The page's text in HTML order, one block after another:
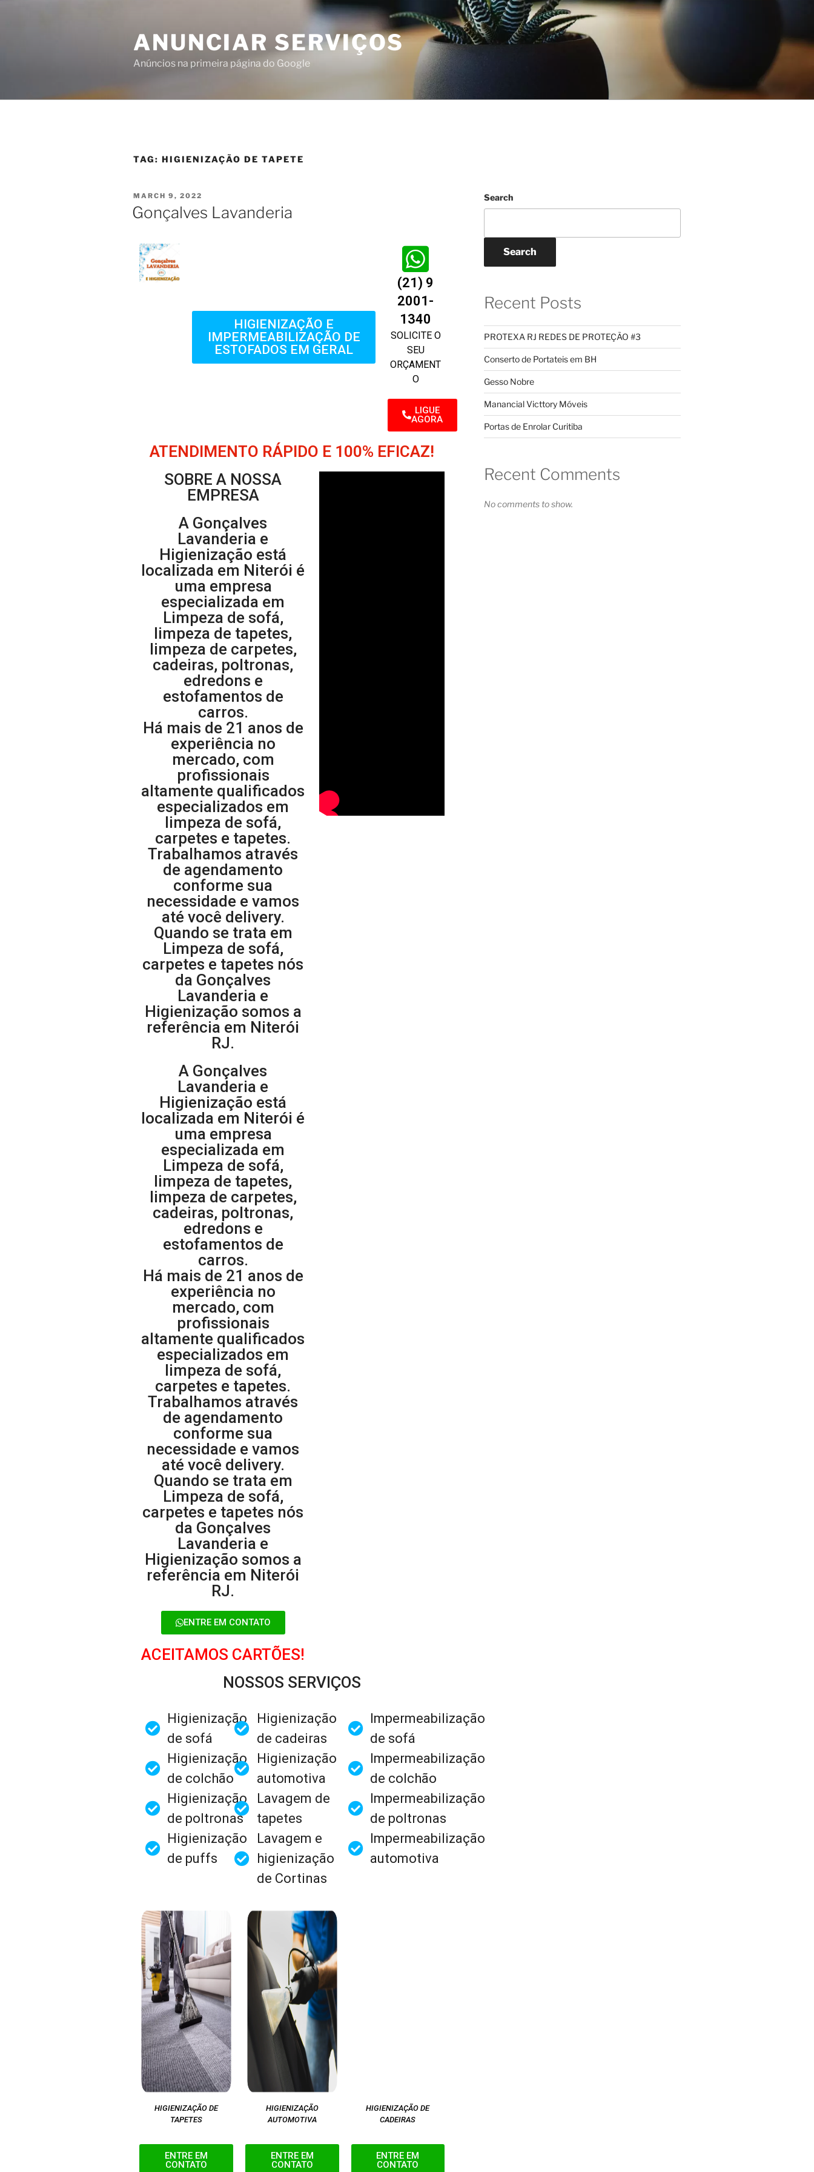
ANUNCIAR SERVIÇOS
Anúncios na primeira página do Google
TAG: HIGIENIZAÇÃO DE TAPETE
MARCH 9, 2022
Gonçalves Lavanderia
HIGIENIZAÇÃO E
IMPERMEABILIZAÇÃO DE
ESTOFADOS EM GERAL
(21) 9
2001-
1340
SOLICITE O
SEU
ORÇAMENT
O
LIGUE
AGORA
ATENDIMENTO RÁPIDO E 100% EFICAZ!
SOBRE A NOSSA
EMPRESA
A Gonçalves
Lavanderia e
Higienização está
localizada em Niterói é
uma empresa
especializada em
Limpeza de sofá,
limpeza de tapetes,
limpeza de carpetes,
cadeiras, poltronas,
edredons e
estofamentos de
carros.
Há mais de 21 anos de
experiência no
mercado, com
profissionais
altamente qualificados
especializados em
limpeza de sofá,
carpetes e tapetes.
Trabalhamos através
de agendamento
conforme sua
necessidade e vamos
até você delivery.
Quando se trata em
Limpeza de sofá,
carpetes e tapetes nós
da Gonçalves
Lavanderia e
Higienização somos a
referência em Niterói
RJ.
A Gonçalves
Lavanderia e
Higienização está
localizada em Niterói é
uma empresa
especializada em
Limpeza de sofá,
limpeza de tapetes,
limpeza de carpetes,
cadeiras, poltronas,
edredons e
estofamentos de
carros.
Há mais de 21 anos de
experiência no
mercado, com
profissionais
altamente qualificados
especializados em
limpeza de sofá,
carpetes e tapetes.
Trabalhamos através
de agendamento
conforme sua
necessidade e vamos
até você delivery.
Quando se trata em
Limpeza de sofá,
carpetes e tapetes nós
da Gonçalves
Lavanderia e
Higienização somos a
referência em Niterói
RJ.
ENTRE EM CONTATO
ACEITAMOS CARTÕES!
NOSSOS SERVIÇOS
Higienização
de sofá
Higienização
de colchão
Higienização
de poltronas
Higienização
de puffs
Higienização
de cadeiras
Higienização
automotiva
Lavagem de
tapetes
Lavagem e
higienização
de Cortinas
Impermeabilização
de sofá
Impermeabilização
de colchão
Impermeabilização
de poltronas
Impermeabilização
automotiva
HIGIENIZAÇÃO DE
TAPETES
ENTRE EM
CONTATO
HIGIENIZAÇÃO
AUTOMOTIVA
ENTRE EM
CONTATO
HIGIENIZAÇÃO DE
CADEIRAS
ENTRE EM
CONTATO
Search
Search
Recent Posts
PROTEXA RJ REDES DE PROTEÇÃO #3
Conserto de Portateis em BH
Gesso Nobre
Manancial Victtory Móveis
Portas de Enrolar Curitiba
Recent Comments
No comments to show.